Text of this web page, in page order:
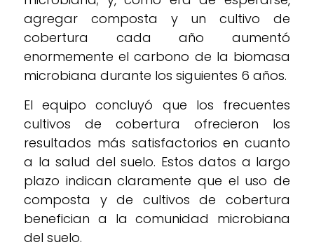
agregar composta y un cultivo de
cobertura cada año aumentó
enormemente el carbono de la biomasa
microbiana durante los siguientes 6 años.
El equipo concluyó que los frecuentes
cultivos de cobertura ofrecieron los
resultados más satisfactorios en cuanto
a la salud del suelo. Estos datos a largo
plazo indican claramente que el uso de
composta y de cultivos de cobertura
benefician a la comunidad microbiana
del suelo.